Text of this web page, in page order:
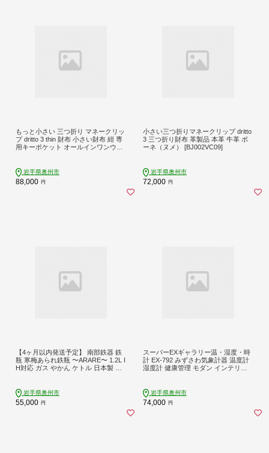
もっと小さい 三つ折り マネークリッ
プ dritto 3 thin 財布 小さい財布 紺 専
用キーポケット オールインワンウォ
岩手県奥州市
88,000 円
小さい三つ折りマネークリップ dritto
3 三つ折り財布 革製品 本革 牛革 ボ
ーネ（ヌメ） [BJ002VC09]
岩手県奥州市
72,000 円
【4ヶ月以内発送予定】 南部鉄器 鉄
瓶 寒梅あられ鉄瓶 〜ARARE〜 1.2L I
H対応 ガス やかん ケトル 日本製 伝
ンツール 食器 日用品 雑貨 おしゃれ
贈答 プレゼント お祝い 誕生日 結婚
還暦 敬老 [BE001]
岩手県奥州市
55,000 円
スーパーEXギャラリー温・湿度・時
計 EX-792 みずさわ気象計器 温度計
湿度計 健康管理 モダン インテリア
岩手県奥州市
74,000 円